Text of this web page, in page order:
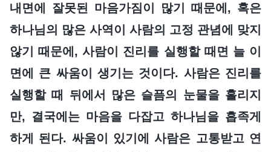
내면에 잘못된 마음가짐이 많기 때문에, 혹은
하나님의 많은 사역이 사람의 고정 관념에 맞지
않기 때문에, 사람이 진리를 실행할 때면 늘 이
면에 큰 싸움이 생기는 것이다. 사람은 진리를
실행할 때 뒤에서 많은 슬픔의 눈물을 흘리지
만, 결국에는 마음을 다잡고 하나님을 흡족게
하게 된다. 싸움이 있기에 사람은 고통받고 연